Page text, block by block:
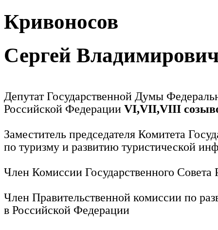
Кривоносов
Сергей
Депутат Государственной Думы
Российской Федерации VI,VII,VIII
Заместитель председателя Комитета
по туризму и развитию туристической
Член Комиссии Государственного
Член Правительственной комиссии по
в Российской Федерации